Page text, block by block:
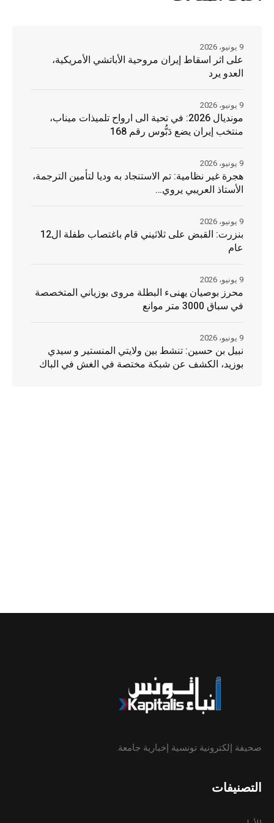
على اثر اسقاط إيران مروحية الأباتشي الأمريكية،
العدو يرد
9 يونيو، 2026
مونديال 2026: في تحية الى ارواح تلميذات ميناب،
منتخب إيران يضع دَبُّوس رقم 168
9 يونيو، 2026
هجرة غير نظامية: تم الاستنجاد به وديا لتأمين الترجمة،
الأستاذ العريبي يروي…
9 يونيو، 2026
بنزرت: القبض على ثلاثيني قام باغتصاب طفلة ال12
عام
9 يونيو، 2026
محرز بوصيان يهنىء البطلة مروى بوزياني المتخصصة
في سباق 3000 متر موانع
9 يونيو، 2026
نبيل بن حسين: تنشط بين ولايتي المنستير و سيدي
بوزيد، الكشف عن شبكة مختصة في الغش في الباك
9 يونيو، 2026
صحيفة إلكترونية تونسية إخبارية جامعة.
التصنيفات